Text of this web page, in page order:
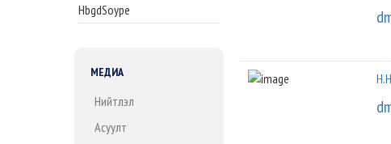
HbgdSoype
МЕДИА
Нийтлэл
Асуулт